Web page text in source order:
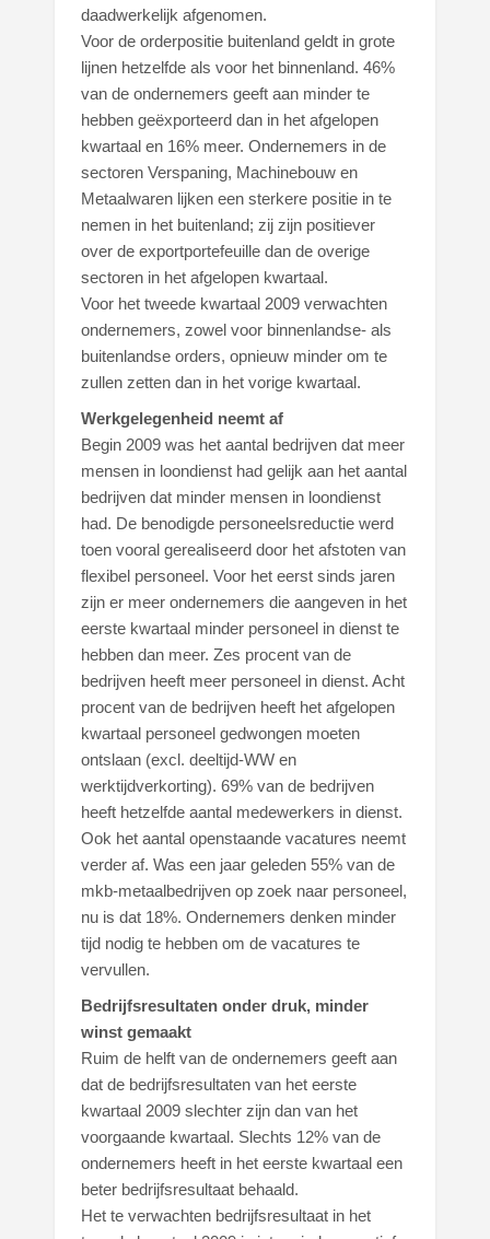
daadwerkelijk afgenomen.
Voor de orderpositie buitenland geldt in grote
lijnen hetzelfde als voor het binnenland. 46%
van de ondernemers geeft aan minder te
hebben geëxporteerd dan in het afgelopen
kwartaal en 16% meer. Ondernemers in de
sectoren Verspaning, Machinebouw en
Metaalwaren lijken een sterkere positie in te
nemen in het buitenland; zij zijn positiever
over de exportportefeuille dan de overige
sectoren in het afgelopen kwartaal.
Voor het tweede kwartaal 2009 verwachten
ondernemers, zowel voor binnenlandse- als
buitenlandse orders, opnieuw minder om te
zullen zetten dan in het vorige kwartaal.
Werkgelegenheid neemt af
Begin 2009 was het aantal bedrijven dat meer
mensen in loondienst had gelijk aan het aantal
bedrijven dat minder mensen in loondienst
had. De benodigde personeelsreductie werd
toen vooral gerealiseerd door het afstoten van
flexibel personeel. Voor het eerst sinds jaren
zijn er meer ondernemers die aangeven in het
eerste kwartaal minder personeel in dienst te
hebben dan meer. Zes procent van de
bedrijven heeft meer personeel in dienst. Acht
procent van de bedrijven heeft het afgelopen
kwartaal personeel gedwongen moeten
ontslaan (excl. deeltijd-WW en
werktijdverkorting). 69% van de bedrijven
heeft hetzelfde aantal medewerkers in dienst.
Ook het aantal openstaande vacatures neemt
verder af. Was een jaar geleden 55% van de
mkb-metaalbedrijven op zoek naar personeel,
nu is dat 18%. Ondernemers denken minder
tijd nodig te hebben om de vacatures te
vervullen.
Bedrijfsresultaten onder druk, minder
winst gemaakt
Ruim de helft van de ondernemers geeft aan
dat de bedrijfsresultaten van het eerste
kwartaal 2009 slechter zijn dan van het
voorgaande kwartaal. Slechts 12% van de
ondernemers heeft in het eerste kwartaal een
beter bedrijfsresultaat behaald.
Het te verwachten bedrijfsresultaat in het